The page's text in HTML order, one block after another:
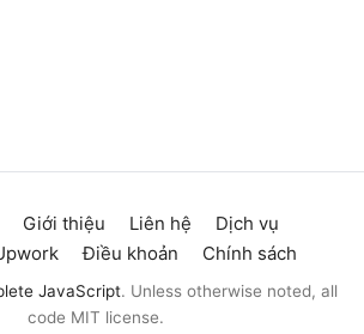
Giới thiệu Liên hệ
Dịch vụ
Điều khoản Chính sách
JavaScript. Unless otherwise noted, all
code MIT license.